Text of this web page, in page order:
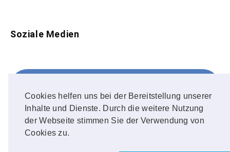
Cookies helfen uns bei der Bereitstellung unserer
Inhalte und Dienste. Durch die weitere Nutzung
der Webseite stimmen Sie der Verwendung von
Cookies zu.
Soziale Medien
FOLLOW ME!
Instagram
OUR PHOTOS!